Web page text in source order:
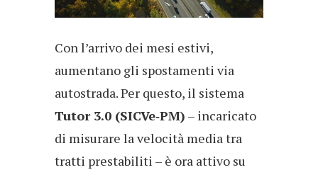
Con l’arrivo dei mesi estivi,
aumentano gli spostamenti via
autostrada. Per questo, il sistema
Tutor 3.0 (SICVe‑PM) – incaricato
di misurare la velocità media tra
tratti prestabiliti – è ora attivo su